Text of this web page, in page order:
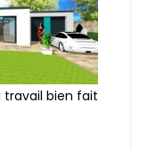
travail bien fait